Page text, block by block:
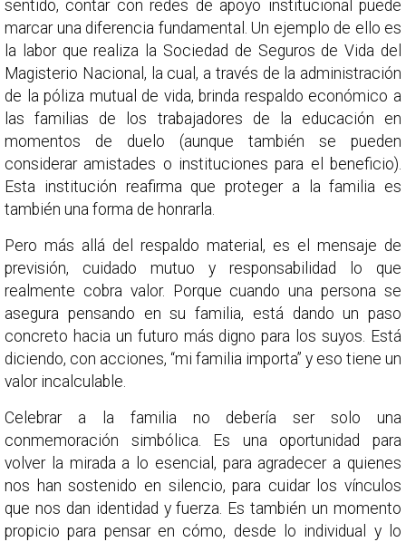
sentido, contar con redes de apoyo institucional puede
marcar una diferencia fundamental. Un ejemplo de ello es
la labor que realiza la Sociedad de Seguros de Vida del
Magisterio Nacional, la cual, a través de la administración
de la póliza mutual de vida, brinda respaldo económico a
las familias de los trabajadores de la educación en
momentos de duelo (aunque también se pueden
considerar amistades o instituciones para el beneficio).
Esta institución reafirma que proteger a la familia es
también una forma de honrarla.
Pero más allá del respaldo material, es el mensaje de
previsión, cuidado mutuo y responsabilidad lo que
realmente cobra valor. Porque cuando una persona se
asegura pensando en su familia, está dando un paso
concreto hacia un futuro más digno para los suyos. Está
diciendo, con acciones, “mi familia importa” y eso tiene un
valor incalculable.
Celebrar a la familia no debería ser solo una
conmemoración simbólica. Es una oportunidad para
volver la mirada a lo esencial, para agradecer a quienes
nos han sostenido en silencio, para cuidar los vínculos
que nos dan identidad y fuerza. Es también un momento
propicio para pensar en cómo, desde lo individual y lo